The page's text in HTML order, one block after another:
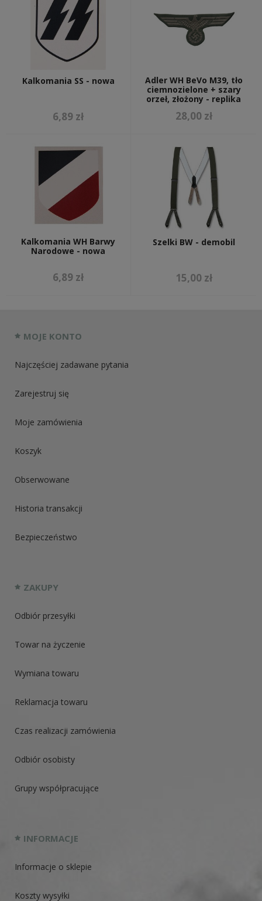
Kalkomania SS - nowa
6,89 zł
Adler WH BeVo M39, tło
ciemnozielone + szary
orzeł, złożony - replika
28,00 zł
Kalkomania WH Barwy
Narodowe - nowa
6,89 zł
Szelki BW - demobil
15,00 zł
MOJE KONTO
Najczęściej zadawane pytania
Zarejestruj się
Moje zamówienia
Koszyk
Obserwowane
Historia transakcji
Bezpieczeństwo
ZAKUPY
Odbiór przesyłki
Towar na życzenie
Wymiana towaru
Reklamacja towaru
Czas realizacji zamówienia
Odbiór osobisty
Grupy współpracujące
INFORMACJE
Informacje o sklepie
Koszty wysyłki